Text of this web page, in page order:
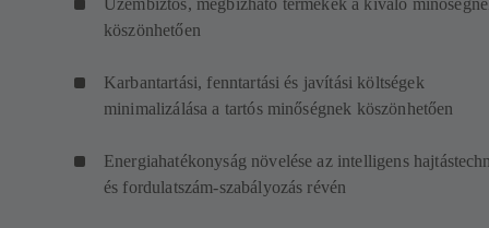
Üzembiztos, megbízható termékek a kiváló
köszönhetően
Karbantartási, fenntartási és javítási költségek
minimalizálása a tartós minőségnek köszönhetően
Energiahatékonyság növelése az intelligens
és fordulatszám-szabályozás révén